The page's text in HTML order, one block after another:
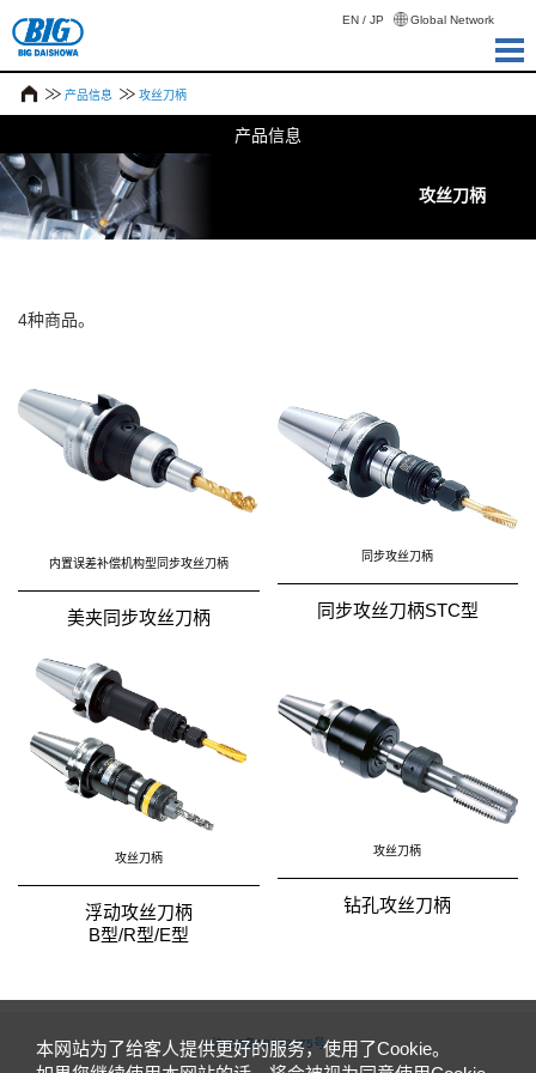
EN / JP Global Network
产品信息 攻丝刀柄
产品信息
攻丝刀柄
4种商品。
内置误差补偿机构型同步攻丝刀柄
美夹同步攻丝刀柄
同步攻丝刀柄
同步攻丝刀柄STC型
攻丝刀柄
浮动攻丝刀柄
B型/R型/E型
攻丝刀柄
钻孔攻丝刀柄
沪ICP备18032875号
本网站为了给客人提供更好的服务，使用了Cookie。